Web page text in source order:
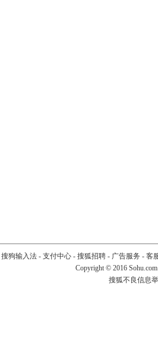
搜狗输入法- 支付中心- 搜狐招聘- 广告服务 - 客
Copyright © 2016
搜狐不良信息